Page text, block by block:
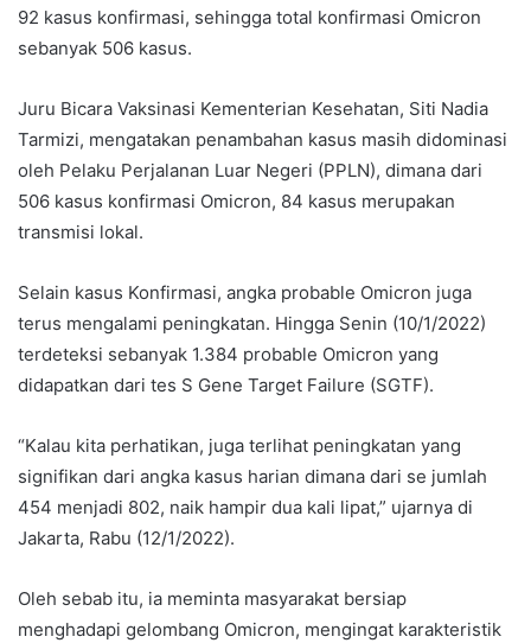
92 kasus konfirmasi, sehingga total konfirmasi Omicron
sebanyak 506 kasus.
Juru Bicara Vaksinasi Kementerian Kesehatan, Siti Nadia
Tarmizi, mengatakan penambahan kasus masih didominasi
oleh Pelaku Perjalanan Luar Negeri (PPLN), dimana dari
506 kasus konfirmasi Omicron, 84 kasus merupakan
transmisi lokal.
Selain kasus Konfirmasi, angka probable Omicron juga
terus mengalami peningkatan. Hingga Senin (10/1/2022)
terdeteksi sebanyak 1.384 probable Omicron yang
didapatkan dari tes S Gene Target Failure (SGTF).
“Kalau kita perhatikan, juga terlihat peningkatan yang
signifikan dari angka kasus harian dimana dari se jumlah
454 menjadi 802, naik hampir dua kali lipat,” ujarnya di
Jakarta, Rabu (12/1/2022).
Oleh sebab itu, ia meminta masyarakat bersiap
menghadapi gelombang Omicron, mengingat karakteristik